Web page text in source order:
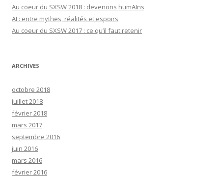
Au coeur du SXSW 2018 : devenons humAIns
AI : entre mythes, réalités et espoirs
Au coeur du SXSW 2017 : ce qu’il faut retenir
ARCHIVES
octobre 2018
juillet 2018
février 2018
mars 2017
septembre 2016
juin 2016
mars 2016
février 2016